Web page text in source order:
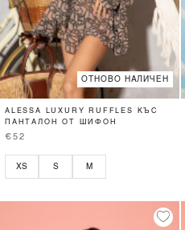
ОТНОВО НАЛИЧЕН
ALESSA LUXURY RUFFLES КЪС
ПАНТАЛОН ОТ ШИФОН
€52
XS S M